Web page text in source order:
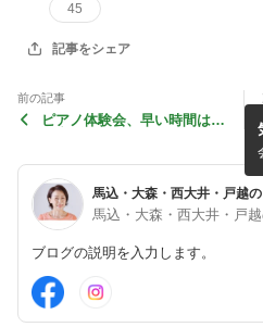
45
記事をシェア
前の記事
ピアノ体験会、早い時間はま
ブログの説明を入力します。